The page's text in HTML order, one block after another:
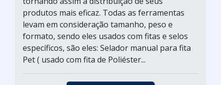
produtos mais eficaz. Todas as ferramentas
levam em consideração tamanho, peso e
formato, sendo eles usados com fitas e selos
específicos, são eles: Selador manual para fita
Pet ( usado com fita de Poliéster...